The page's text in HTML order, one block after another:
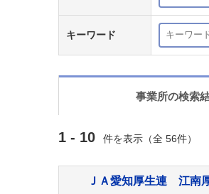
キーワード
事業所の検索
1 - 10 件を表示（全 56件）
ＪＡ愛知厚生連 江南